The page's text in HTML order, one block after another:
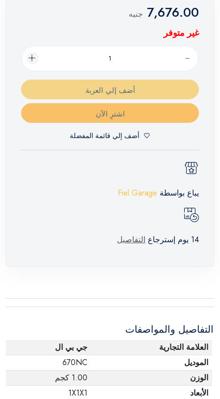
7,676.00 جنيه
غير متوفر
أضف إلي العربة
اشترِ الآن
أضف إلي قائمة المفضلة
يباع بواسطة Fiel Garage
14 يوم إسترجاع التفاصيل
التفاصيل والمواصفات
العلامة التجارية
جي بي ال
الموديل
670NC
الوزن
1.00 كجم
الأبعاد
1X1X1